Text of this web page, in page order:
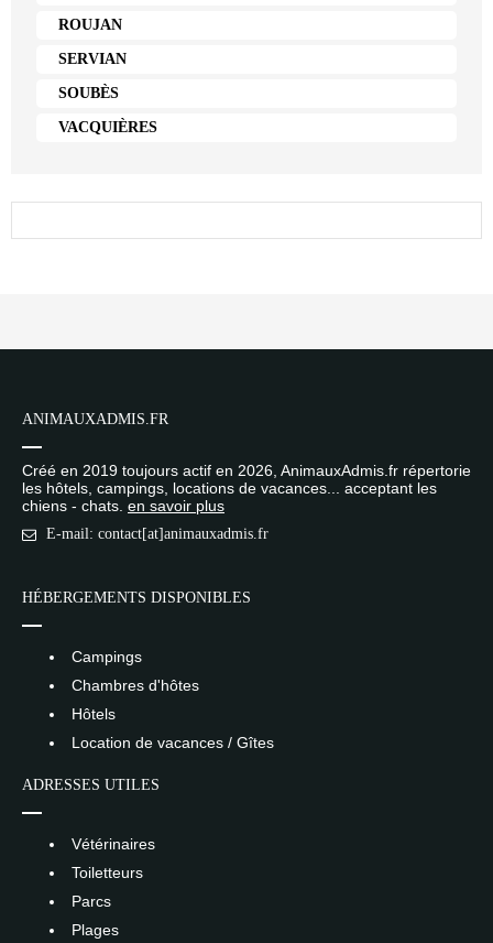
ROUJAN
SERVIAN
SOUBÈS
VACQUIÈRES
ANIMAUXADMIS.FR
Créé en 2019 toujours actif en 2026, AnimauxAdmis.fr répertorie
les hôtels, campings, locations de vacances... acceptant les
chiens - chats. en savoir plus
E-mail: contact[at]animauxadmis.fr
HÉBERGEMENTS DISPONIBLES
Campings
Chambres d'hôtes
Hôtels
Location de vacances / Gîtes
ADRESSES UTILES
Vétérinaires
Toiletteurs
Parcs
Plages